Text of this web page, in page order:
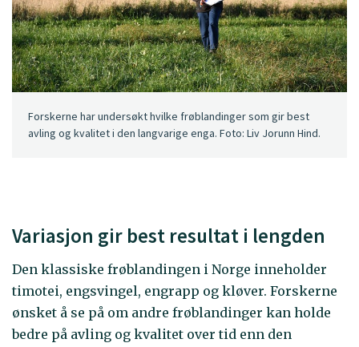
Forskerne har undersøkt hvilke frøblandinger som gir best
avling og kvalitet i den langvarige enga. Foto: Liv Jorunn Hind.
Variasjon gir best resultat i lengden
Den klassiske frøblandingen i Norge inneholder
timotei, engsvingel, engrapp og kløver. Forskerne
ønsket å se på om andre frøblandinger kan holde
bedre på avling og kvalitet over tid enn den